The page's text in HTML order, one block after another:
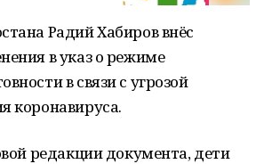
Радий Хабиров внёс
в указ о режиме
в связи с угрозой
коронавируса.
редакции документа, дети